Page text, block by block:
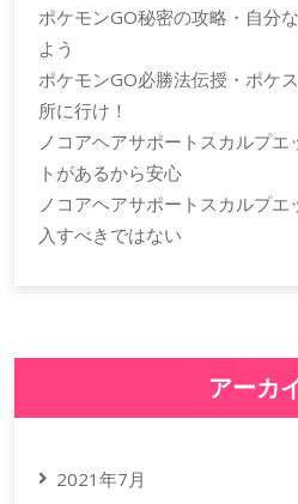
ポケモンGO秘密の攻略・自分
よう
ポケモンGO必勝法伝授・ポケ
所に行け！
ノコアヘアサポートスカルプ
トがあるから安心
ノコアヘアサポートスカルプ
入すべきではない
アーカ
2021年7月